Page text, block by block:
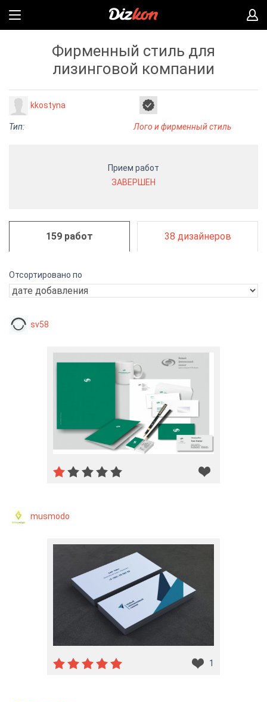
Фирменный стиль для
лизинговой компании
kkostyna
Тип: Лого и фирменный стиль
Прием работ
ЗАВЕРШЕН
159 работ 38 дизайнеров
Отсортировано по
sv58
musmodo
1